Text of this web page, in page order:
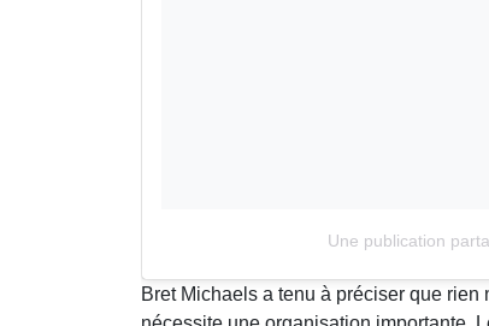
Une publication
Bret Michaels a tenu à préciser que